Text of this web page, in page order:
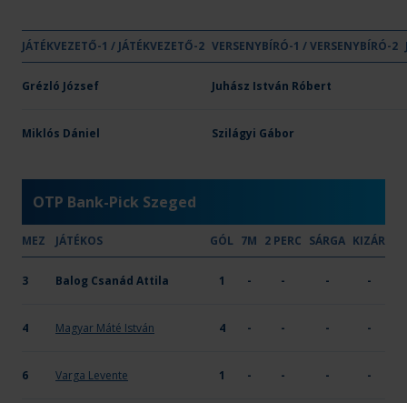
Csapat neve
VÉGEREDMÉNY FÉLIDŐ BÜNTETŐ GY D V
OTP Bank-PICK Szeged 19 -
Csepel DSE 8
JÁTÉKVEZETŐ-1 / JÁTÉKVEZETŐ-2 VERSENYBÍRÓ-1 / VERSENYBÍRÓ-2
Grézló József Juhász István Róbert
Miklós Dániel Szilágyi Gábor
OTP Bank-Pick Szeged
MEZ JÁTÉKOS GÓL 7M 2 PERC SÁRGA KIZÁR
3 Balog Csanád Attila 1 - - - -
4 Magyar Máté István 4 - - - -
6 Varga Levente 1 - - - -